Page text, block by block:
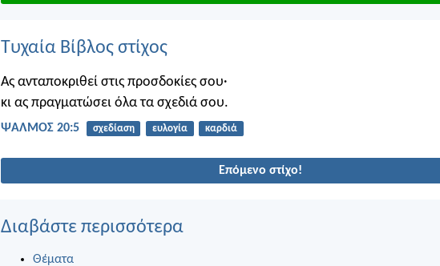
Τυχαία Βίβλος στίχος
Ας ανταποκριθεί στις προσδοκίες σου·
κι ας πραγματώσει όλα τα σχεδιά σου.
ΨΑΛΜΌΣ 20:5 σχεδίαση ευλογία καρδιά
Επόμενο στίχο!
Διαβάστε περισσότερα
Θέματα